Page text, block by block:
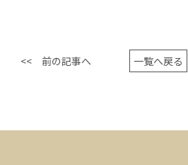
<< 前の記事へ 一覧へ戻る